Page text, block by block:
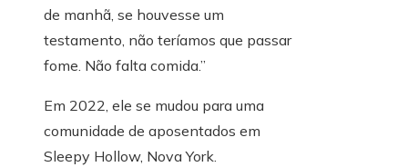
de manhã, se houvesse um
testamento, não teríamos que passar
fome. Não falta comida.”
Em 2022, ele se mudou para uma
comunidade de aposentados em
Sleepy Hollow, Nova York.